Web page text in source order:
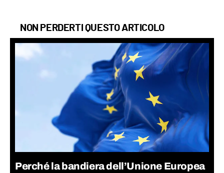
NON PERDERTI QUESTO ARTICOLO
Perché la bandiera dell’Unione Europea